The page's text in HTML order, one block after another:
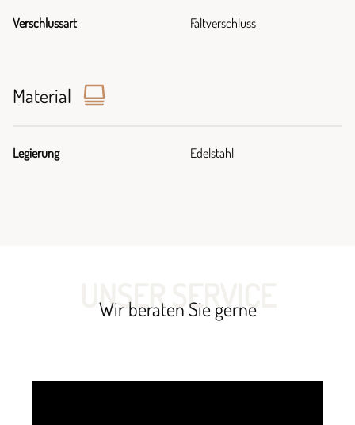
Verschlussart Faltverschluss
Material
Legierung Edelstahl
UNSER SERVICE
Wir beraten Sie gerne